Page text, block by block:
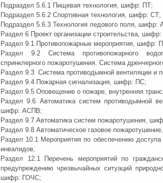
Подраздел 5.6.1 Пищевая технология, шифр: ПТ;
Подраздел 5.6.2 Спортивная технология, шифр: СТ;
Подраздел 5.6.3 Технология ледового поля, шифр:
Раздел 6 Проект организации строительства,
Раздел 9.1 Противопожарные мероприятия, шифр:
Раздел 9.2 Система противопожарного
спринклерного пожаротушения. Система
Раздел 9.3 Система противодымной вентиляции и
Раздел 9.4 Пожарная сигнализация, шифр: ПС;
Раздел 9.5 Оповещение о пожаре, внутренняя
Раздел 9.6 Автоматика систем противодымной
шифр: АСПВ;
Раздел 9.7 Автоматика систем пожаротушения,
Раздел 9.8 Автоматическое газовое
Раздел 10.1 Мероприятия по обеспечению
инвалидов;
Раздел 12.1 Перечень мероприятий по
предупреждению чрезвычайных ситуаций
шифр: ГОЧС;